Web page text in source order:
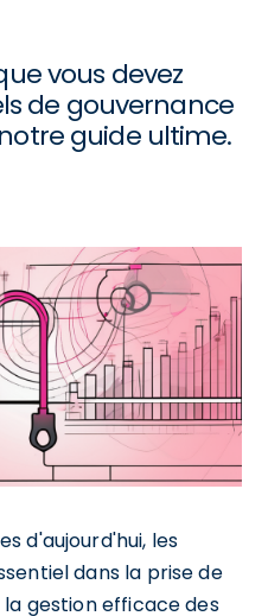
vous devez
de gouvernance
guide ultime.
d'aujourd'hui, les
dans la prise de
gestion efficace des